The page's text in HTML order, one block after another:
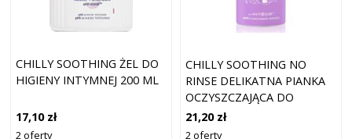
CHILLY SOOTHING ŻEL DO
HIGIENY INTYMNEJ 200 ML
17,10 zł
2 oferty
CHILLY SOOTHING NO
RINSE DELIKATNA PIANKA
OCZYSZCZAJĄCA DO
HIGIENY INTYMNEJ 100 ML
21,20 zł
2 oferty